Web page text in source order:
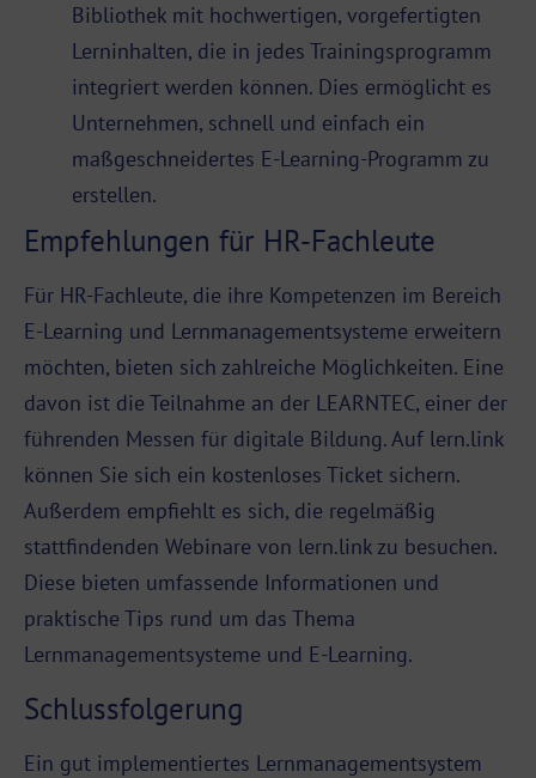
Bibliothek mit hochwertigen, vorgefertigten
Lerninhalten, die in jedes Trainingsprogramm
integriert werden können. Dies ermöglicht es
Unternehmen, schnell und einfach ein
maßgeschneidertes E-Learning-Programm zu
erstellen.
Empfehlungen für HR-Fachleute
Für HR-Fachleute, die ihre Kompetenzen im Bereich
E-Learning und Lernmanagementsysteme erweitern
möchten, bieten sich zahlreiche Möglichkeiten. Eine
davon ist die Teilnahme an der LEARNTEC, einer der
führenden Messen für digitale Bildung. Auf lern.link
können Sie sich ein kostenloses Ticket sichern.
Außerdem empfiehlt es sich, die regelmäßig
stattfindenden Webinare von lern.link zu besuchen.
Diese bieten umfassende Informationen und
praktische Tips rund um das Thema
Lernmanagementsysteme und E-Learning.
Schlussfolgerung
Ein gut implementiertes Lernmanagementsystem